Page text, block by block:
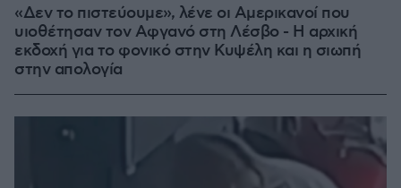
«Δεν το πιστεύουμε», λένε οι Αμερικανοί που
υιοθέτησαν τον Αφγανό στη Λέσβο - Η αρχική
εκδοχή για το φονικό στην Κυψέλη και η σιωπή
στην απολογία